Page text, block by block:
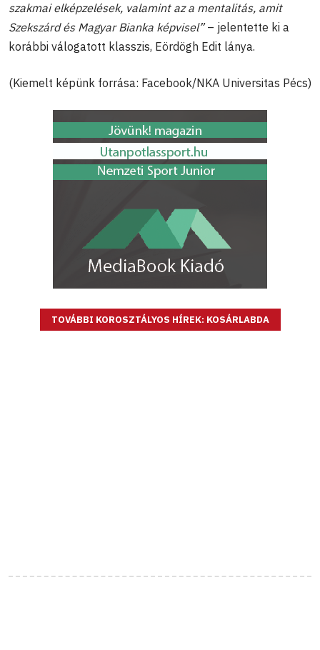
szakmai elképzelések, valamint az a mentalitás, amit
Szekszárd és Magyar Bianka képvisel”– jelentette ki a
korábbi válogatott klasszis, Eördögh Edit lánya.
(Kiemelt képünk forrása: Facebook/NKA Universitas Pécs)
TOVÁBBI KOROSZTÁLYOS HÍREK: KOSÁRLABDA